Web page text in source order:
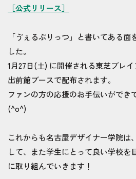
［公式リリース］
「ゔぇるぶりっつ」と書いてある
した。
1月27日(土) に開催される東芝ブレイ
出前館ブースで配布されます。
ファンの方の応援のお手伝いができ
(^o^)
これからも名古屋デザイナー学院は
して、また学生にとって良い学校を
に取り組んでいきます！